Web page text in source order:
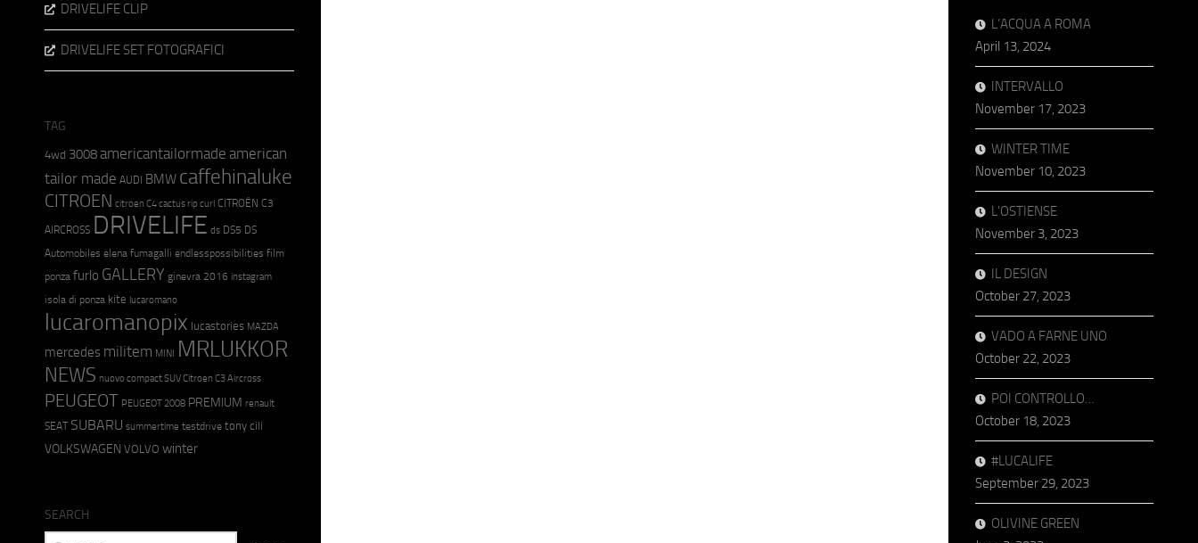
DRIVELIFE CLIP
DRIVELIFE SET FOTOGRAFICI
TAG
4wd 3008americantailormade american
tailor made AUDI BMW caffehinaluke
CITROEN citroen C4 cactus rip curl CITROËN C3
AIRCROSS DRIVELIFE ds DS5 DS
Automobiles elena fumagalli endlesspossibilities film
ponza furlo GALLERY ginevra 2016 instagram
isola di ponza kite lucaromano
lucaromanopix lucastories MAZDA
mercedes militem MINI MRLUKKOR
NEWS nuovo compact SUV Citroen C3 Aircross
PEUGEOT PEUGEOT 2008 PREMIUM renault
SEAT SUBARU summertime testdrive tony cili
VOLKSWAGEN VOLVO winter
SEARCH
L’ACQUA A ROMA
April 13, 2024
INTERVALLO
November 17, 2023
WINTER TIME
November 10, 2023
L’OSTIENSE
November 3, 2023
IL DESIGN
October 27, 2023
VADO A FARNE UNO
October 22, 2023
POI CONTROLLO…
October 18, 2023
#LUCALIFE
September 29, 2023
OLIVINE GREEN